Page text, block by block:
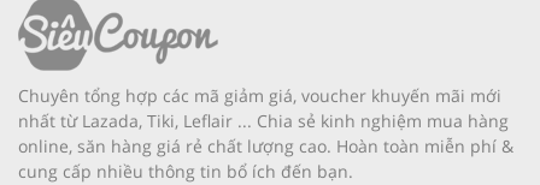
Chuyên tổng hợp các mã giảm giá, voucher khuyến mãi mới
nhất từ Lazada, Tiki, Leflair ... Chia sẻ kinh nghiệm mua hàng
online, săn hàng giá rẻ chất lượng cao. Hoàn toàn miễn phí &
cung cấp nhiều thông tin bổ ích đến bạn.